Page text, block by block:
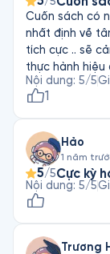
Cuốn sách có
nhất định về
tích cực .. sẽ
thực hành hiệu
Nội dung: 5/5
1
Hảo
1 năm
5/5Cực kỳ
Nội dung: 5/5
Trương